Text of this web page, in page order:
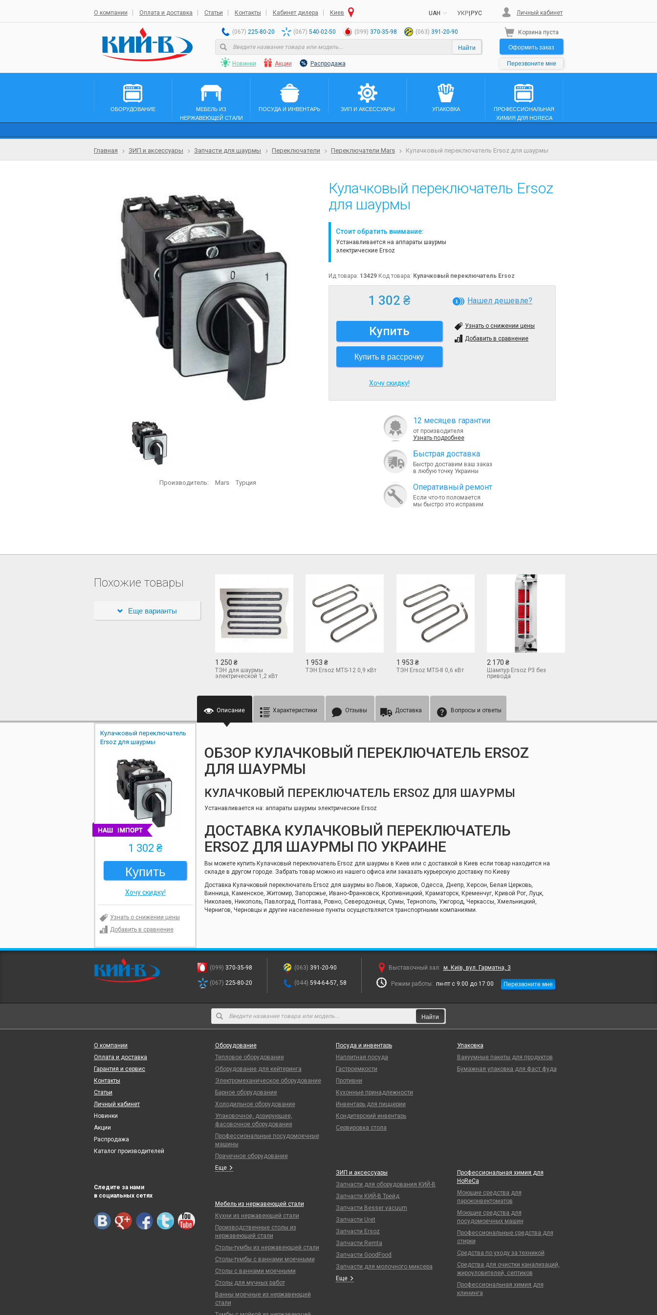
О компании Оплата и доставка Статьи Контакты Кабинет дилера Киев UAH РУС
УКР Личный кабинет
(067) 225-80-20 (067) 540-02-50 (099) 370-35-98 (063) 391-20-90
Найти
Новинки Акции Распродажа
Корзина пуста
Оформить заказ
Перезвоните мне
ОБОРУДОВАНИЕ
МЕБЕЛЬ ИЗ
НЕРЖАВЕЮЩЕЙ СТАЛИ
ПОСУДА И ИНВЕНТАРЬ ЗИП И АКСЕССУАРЫ УПАКОВКА
ПРОФЕССИОНАЛЬНАЯ
ХИМИЯ ДЛЯ HORECA
Главная ЗИП и аксессуары Запчасти для шаурмы Переключатели Переключатели Mars Кулачковый переключатель Ersoz для шаурмы
Производитель: Mars Турция
Кулачковый переключатель Ersoz
для шаурмы
Стоит обратить внимание:
Устанавливается на аппараты шаурмы
электрические Ersoz
Ид товара: 13429 Код товара: Кулачковый переключатель Ersoz
1 302 ₴
Купить
Купить в рассрочку
Хочу скидку!
Нашел дешевле?
Узнать о снижении цены
Добавить в сравнение
12 месяцев гарантии
от производителя
Узнать подробнее
Быcтрая доставка
Быстро доставим ваш заказ
в любую точку Украины
Оперативный ремонт
Если что-то поломается
мы быстро это исправим
Похожие товары
Еще варианты
1 250 ₴
ТЭН для шаурмы
электрической 1,2 кВт
1 953 ₴
ТЭН Ersoz MTS-12 0,9 кВт
1 953 ₴
ТЭН Ersoz MTS-8 0,6 кВт
2 170 ₴
Шампур Ersoz Р3 без
привода
Кулачковый переключатель
Ersoz для шаурмы
1 302 ₴
Купить
Хочу скидку!
Узнать о снижении цены
Добавить в сравнение
Описание Характеристики Отзывы Доставка Вопросы и ответы
ОБЗОР КУЛАЧКОВЫЙ ПЕРЕКЛЮЧАТЕЛЬ ERSOZ
ДЛЯ ШАУРМЫ
КУЛАЧКОВЫЙ ПЕРЕКЛЮЧАТЕЛЬ ERSOZ ДЛЯ ШАУРМЫ
Устанавливается на: аппараты шаурмы электрические Ersoz
ДОСТАВКА КУЛАЧКОВЫЙ ПЕРЕКЛЮЧАТЕЛЬ
ERSOZ ДЛЯ ШАУРМЫ ПО УКРАИНЕ
Вы можете купить Кулачковый переключатель Ersoz для шаурмы в Киев или с доставкой в Киев если товар находится на
складе в другом городе. Забрать товар можно из нашего офиса или заказать курьерскую доставку по Киеву
Доставка Кулачковый переключатель Ersoz для шаурмы во Львов, Харьков, Одесса, Днепр, Херсон, Белая Церковь,
Винница, Каменское, Житомир, Запорожье, Ивано-Франковск, Кропивницкий, Краматорск, Кременчуг, Кривой Рог, Луцк,
Николаев, Никополь, Павлоград, Полтава, Ровно, Северодонецк, Сумы, Тернополь, Ужгород, Черкассы, Хмельницкий,
Чернигов, Черновцы и другие населенные пункты осуществляется транспортными компаниями.
(063) 391-20-90
(044) 594-64-57, 58
(099) 370-35-98
(067) 225-80-20
Выставочный зал: м. Київ, вул. Гарматна, 3
Режим работы: пн-пт с 9:00 до 17:00 Перезвоните мне
Найти
О компании
Оплата и доставка
Гарантия и сервис
Контакты
Статьи
Личный кабинет
Новинки
Акции
Распродажа
Каталог производителей
Следите за нами
в социальных сетях
Оборудование
Тепловое оборудование
Оборудование для кейтеринга
Электромеханическое оборудование
Барное оборудование
Холодильное оборудование
Упаковочное, дозирующее,
фасовочное оборудование
Профессиональные посудомоечные
машины
Прачечное оборудование
Еще
Мебель из нержавеющей стали
Кухни из нержавеющей стали
Производственные столы из
нержавеющей стали
Столы-тумбы из нержавеющей стали
Столы-тумбы с ваннами моечными
Столы с ваннами моечными
Столы для мучных работ
Ванны моечные из нержавеющей
стали
Посуда и инвентарь
Наплитная посуда
Гастроемкости
Противни
Кухонные принадлежности
Инвентарь для пиццерии
Кондитерский инвентарь
Сервировка стола
ЗИП и аксессуары
Запчасти для оборудования КИЙ-В
Запчасти КИЙ-В Трейд
Запчасти Besser vacuum
Запчасти Uret
Запчасти Ersoz
Запчасти Remta
Запчасти GoodFood
Запчасти для молочного миксера
Еще
Упаковка
Вакуумные пакеты для продуктов
Бумажная упаковка для фаст фуда
Профессиональная химия для
HoReCa
Моющие средства для
пароконвектоматов
Моющие средства для
посудомоечных машин
Профессиональные средства для
стирки
Средства по уходу за техникой
Средства для очистки канализаций,
жироуловителей, септиков
Профессиональная химия для
клининга